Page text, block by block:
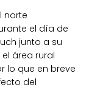
norte
el día de
junto a su
área rural
lo que en breve
del